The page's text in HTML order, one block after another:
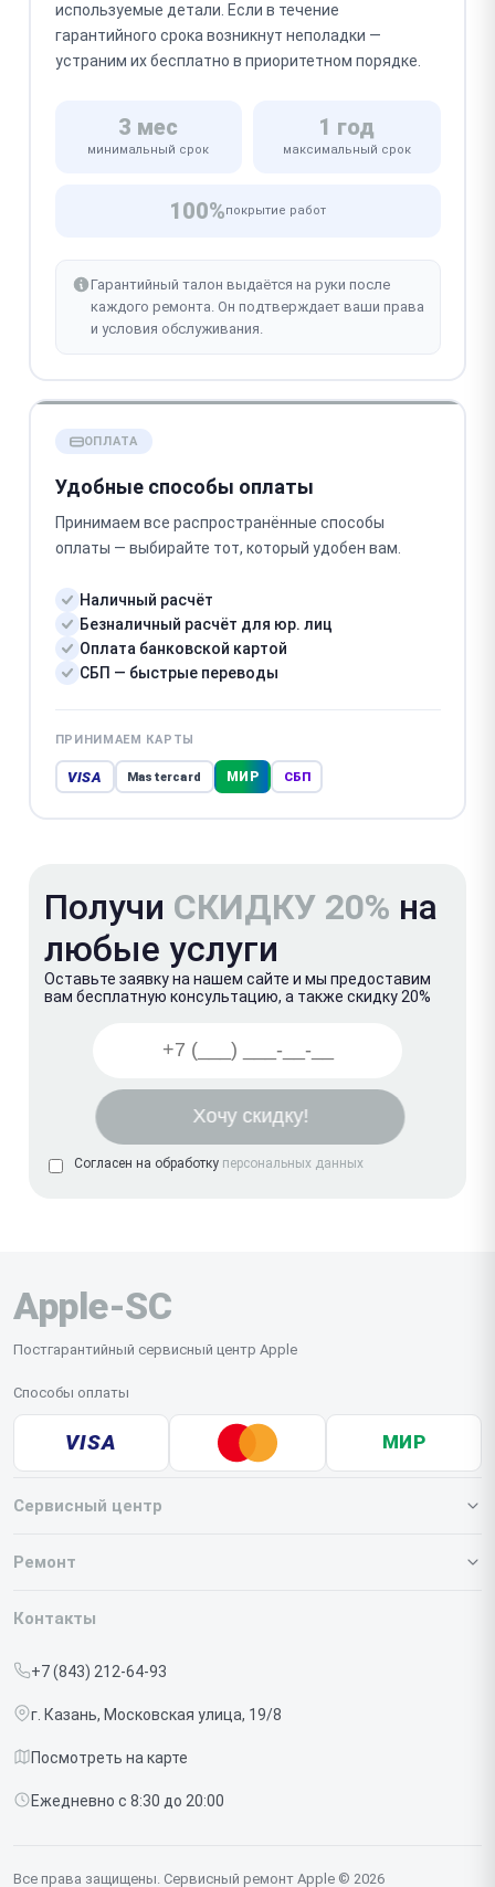
используемые детали. Если в течение
гарантийного срока возникнут неполадки —
устраним их бесплатно в приоритетном порядке.
3 мес
минимальный срок
1 год
максимальный срок
100%покрытие работ
Гарантийный талон выдаётся на руки после
каждого ремонта. Он подтверждает ваши права
и условия обслуживания.
ОПЛАТА
Удобные способы оплаты
Принимаем все распространённые способы
оплаты — выбирайте тот, который удобен вам.
Наличный расчёт
Безналичный расчёт для юр. лиц
Оплата банковской картой
СБП — быстрые переводы
ПРИНИМАЕМ КАРТЫ
VISA Mastercard МИР СБП
Получи СКИДКУ 20% на
любые услуги
Оставьте заявку на нашем сайте и мы предоставим
вам бесплатную консультацию, а также скидку 20%
Согласен на обработку персональных данных
Apple-SC
Постгарантийный сервисный центр Apple
Способы оплаты
VISA МИР
Сервисный центр
О нашем сервисе
Срочный ремонт
Доставка и способы оплаты
Диагностика
Контакты
Ремонт
Iphone
Контакты
+7 (843) 212-64-93
г. Казань, Московская улица, 19/8
Посмотреть на карте
Ежедневно с 8:30 до 20:00
Все права защищены. Сервисный ремонт Apple © 2026